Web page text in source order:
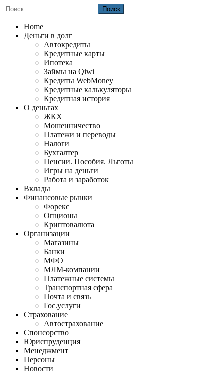
Перейти
к
содержимому
Найти:
Home
Деньги в долг
Автокредиты
Кредитные карты
Ипотека
Займы на Qiwi
Кредиты WebMoney
Кредитные калькуляторы
Кредитная история
О деньгах
ЖКХ
Мошенничество
Платежи и переводы
Налоги
Бухгалтер
Пенсии. Пособия. Льготы
Игры на деньги
Работа и заработок
Вклады
Финансовые рынки
Форекс
Опционы
Криптовалюта
Организации
Магазины
Банки
МФО
МЛМ-компании
Платежные системы
Транспортная сфера
Почта и связь
Гос.услуги
Страхование
Автострахование
Спонсорство
Юриспруденция
Менеджмент
Персоны
Новости